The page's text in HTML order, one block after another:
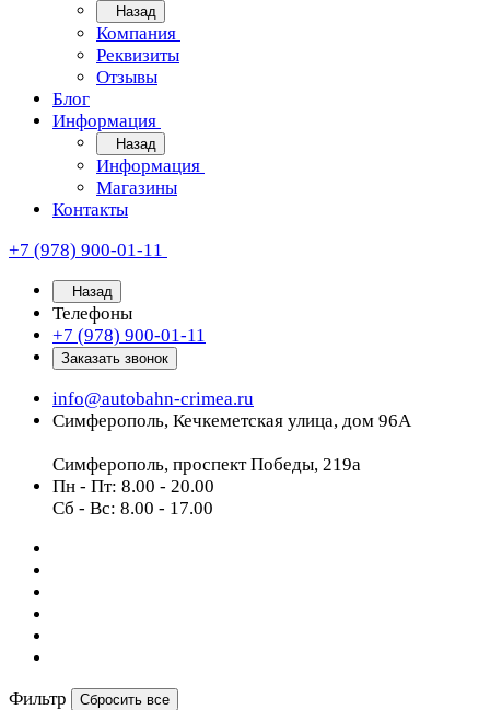
Назад
Компания
Реквизиты
Отзывы
Блог
Информация
Назад
Информация
Магазины
Контакты
+7 (978) 900-01-11
Назад
Телефоны
+7 (978) 900-01-11
Заказать звонок
info@autobahn-crimea.ru
Симферополь, Кечкеметская улица, дом 96А
Симферополь, проспект Победы, 219а
Пн - Пт: 8.00 - 20.00
Сб - Вс: 8.00 - 17.00
Фильтр Сбросить все